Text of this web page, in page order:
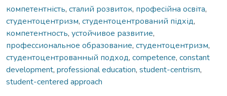
компетентність, сталий розвиток, професійна освіта,
студентоцентризм, студентоцентрований підхід,
компетентность, устойчивое развитие,
профессиональное образование, студентоцентризм,
студентоцентрованный подход, competence, constant
development, professional education, student-centrism,
student-centered approach